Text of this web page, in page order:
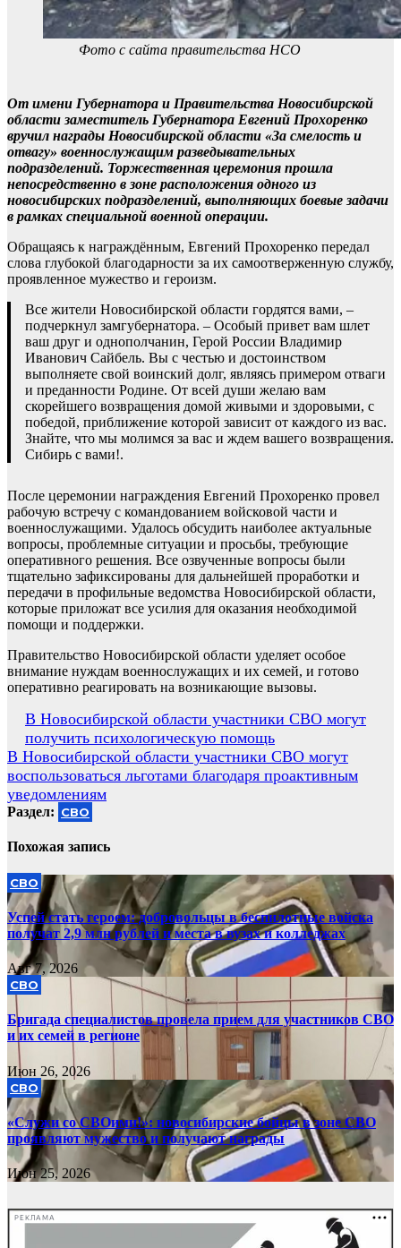
Фото с сайта правительства НСО
От имени Губернатора и Правительства Новосибирской
области заместитель Губернатора Евгений Прохоренко
вручил награды Новосибирской области «За смелость и
отвагу» военнослужащим разведывательных
подразделений. Торжественная церемония прошла
непосредственно в зоне расположения одного из
новосибирских подразделений, выполняющих боевые задачи
в рамках специальной военной операции.
Обращаясь к награждённым, Евгений Прохоренко передал
слова глубокой благодарности за их самоотверженную службу,
проявленное мужество и героизм.
Все жители Новосибирской области гордятся вами, –
подчеркнул замгубернатора. – Особый привет вам шлет
ваш друг и однополчанин, Герой России Владимир
Иванович Сайбель. Вы с честью и достоинством
выполняете свой воинский долг, являясь примером отваги
и преданности Родине. От всей души желаю вам
скорейшего возвращения домой живыми и здоровыми, с
победой, приближение которой зависит от каждого из вас.
Знайте, что мы молимся за вас и ждем вашего возвращения.
Сибирь с вами!.
После церемонии награждения Евгений Прохоренко провел
рабочую встречу с командованием войсковой части и
военнослужащими. Удалось обсудить наиболее актуальные
вопросы, проблемные ситуации и просьбы, требующие
оперативного решения. Все озвученные вопросы были
тщательно зафиксированы для дальнейшей проработки и
передачи в профильные ведомства Новосибирской области,
которые приложат все усилия для оказания необходимой
помощи и поддержки.
Правительство Новосибирской области уделяет особое
внимание нуждам военнослужащих и их семей, и готово
оперативно реагировать на возникающие вызовы.
Навигация
по
записям
В Новосибирской области участники СВО могут
получить психологическую помощь
В Новосибирской области участники СВО могут
воспользоваться льготами благодаря проактивным
уведомлениям
Раздел: СВО
Похожая запись
СВО
Успей стать героем: добровольцы в беспилотные войска
получат 2,9 млн рублей и места в вузах и колледжах
Авг 7, 2026
СВО
Бригада специалистов провела прием для участников СВО
и их семей в регионе
Июн 26, 2026
СВО
«Служи со СВОими!»: новосибирские бойцы в зоне СВО
проявляют мужество и получают награды
Июн 25, 2026
РЕКЛАМА